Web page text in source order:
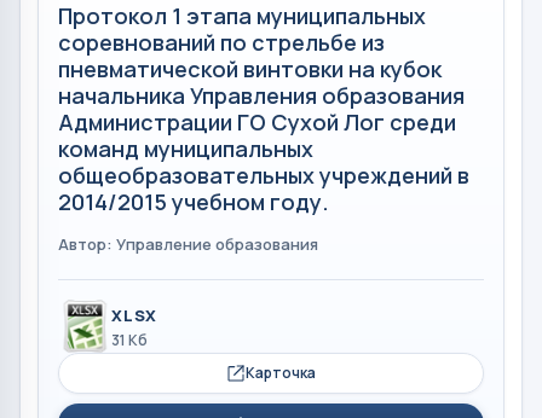
Протокол 1 этапа муниципальных
соревнований по стрельбе из
пневматической винтовки на кубок
начальника Управления образования
Администрации ГО Сухой Лог среди
команд муниципальных
общеобразовательных учреждений в
2014/2015 учебном году.
Автор: Управление образования
XLSX
31 Кб
Карточка